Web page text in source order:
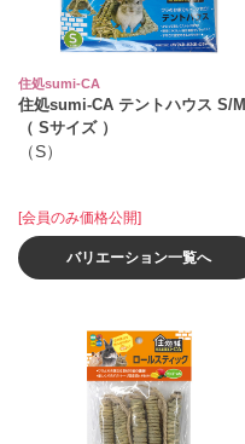
住処sumi-CA
住処sumi-CA テントハウス S/M
（ Sサイズ ）
（S）
[会員のみ価格公開]
バリエーション一覧へ